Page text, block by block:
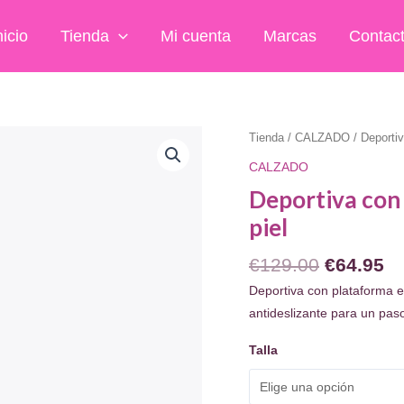
Tienda Mi cuenta Marcas
Tienda / CALZADO /
CALZADO
Deportiva
piel
€129.00 El
precio
original
€64.95
Deportiva con plataforma
antideslizante para un
Talla